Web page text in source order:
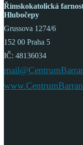
Římskokatolická
Hlubočepy
Grussova 1274/6
152 00 Praha 5
IČ: 48136034